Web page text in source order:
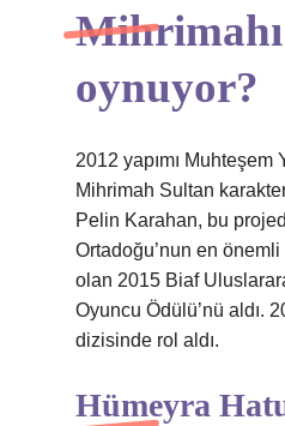
oynuyor?
2012 yapımı Muhteşem
Mihrimah Sultan
Pelin Karahan, bu
Ortadoğu’nun en
olan 2015 Biaf
Oyuncu Ödülü’nü aldı.
dizisinde rol aldı.
Hümeyra